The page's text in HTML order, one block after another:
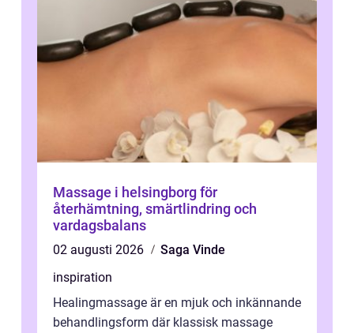
Massage i helsingborg för
återhämtning, smärtlindring och
vardagsbalans
02 augusti 2026
Saga Vinde
inspiration
Healingmassage är en mjuk och inkännande
behandlingsform där klassisk massage